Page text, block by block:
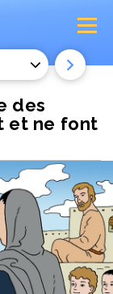
des
et ne font